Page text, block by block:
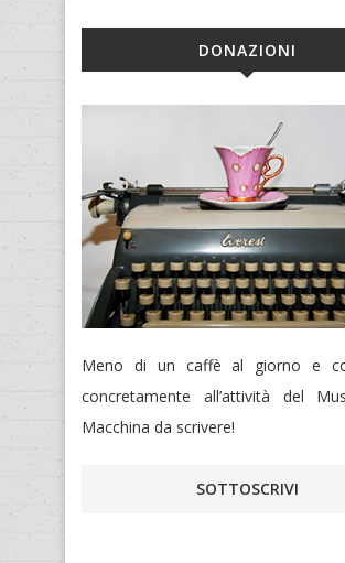
DONAZIONI
Meno di un caffè al giorno e
concretamente all’attività del
Macchina da scrivere!
SOTTOSCRIVI